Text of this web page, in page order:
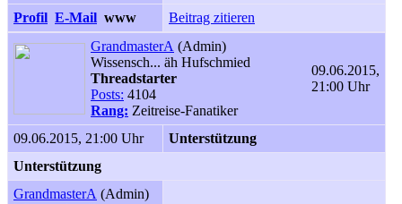
Profil E-Mail www
Beitrag zitieren
GrandmasterA (Admin)
Wissensch... äh Hufschmied
Threadstarter
Posts: 4104
Rang: Zeitreise-Fanatiker
09.06.2015,
21:00 Uhr
09.06.2015, 21:00 Uhr
Unterstützung
Unterstützung
GrandmasterA (Admin)